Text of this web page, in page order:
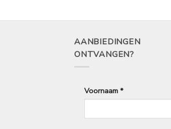
AANBIEDINGEN
ONTVANGEN?
Voornaam *